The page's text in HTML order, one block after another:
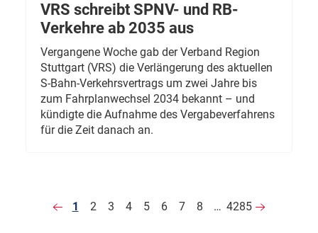
VRS schreibt SPNV- und RB-
Verkehre ab 2035 aus
Vergangene Woche gab der Verband Region
Stuttgart (VRS) die Verlängerung des aktuellen
S-Bahn-Verkehrsvertrags um zwei Jahre bis
zum Fahrplanwechsel 2034 bekannt – und
kündigte die Aufnahme des Vergabeverfahrens
für die Zeit danach an.
1 2 3 4 5 6 7 8 … 4285